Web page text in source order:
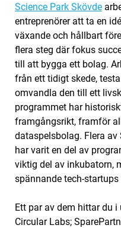
Science Park Skövde
entreprenörer att ta en
växande och hållbart
flera steg där fokus
till att bygga ett bolag.
från ett tidigt skede,
omvandla den till ett
programmet har
framgångsrikt, framför
dataspelsbolag. Flera av
har varit en del av
viktig del av inkubatorn,
spännande tech-
‌Ett par av dem hittar du
Circular Labs;